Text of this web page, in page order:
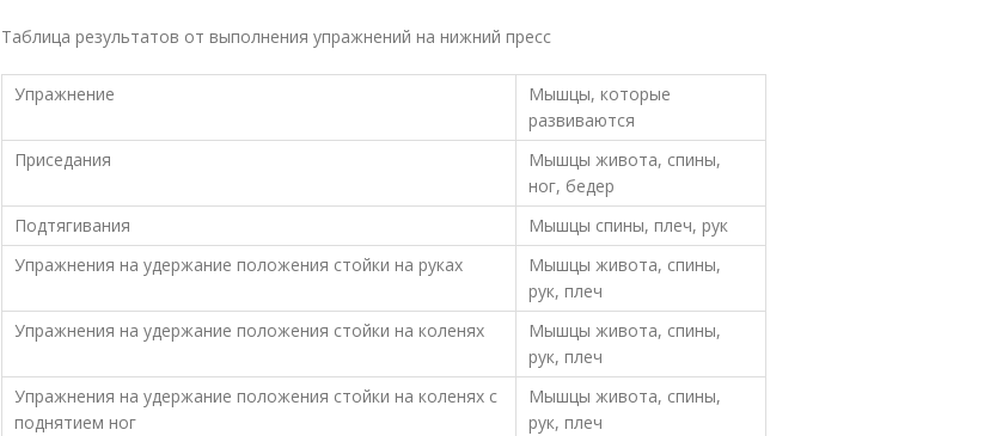
Таблица результатов от выполнения упражнений на нижний пресс
Упражнение
Мышцы, которые
развиваются
Приседания
Мышцы живота, спины,
ног, бедер
Подтягивания
Мышцы спины, плеч, рук
Упражнения на удержание положения стойки на руках
Мышцы живота, спины,
рук, плеч
Упражнения на удержание положения стойки на коленях
Мышцы живота, спины,
рук, плеч
Упражнения на удержание положения стойки на коленях с
поднятием ног
Мышцы живота, спины,
рук, плеч